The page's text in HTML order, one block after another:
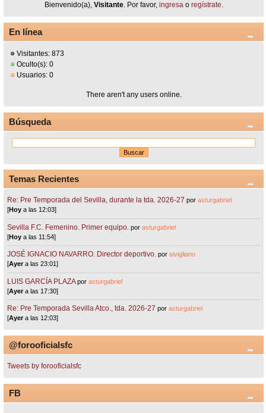
Bienvenido(a), Visitante. Por favor, ingresao regístrate.
En línea
Visitantes: 873
Oculto(s): 0
Usuarios: 0
There aren't any users online.
Búsqueda
Temas Recientes
Re: Pre Temporada del Sevilla, durante la tda. 2026-27 porasturgabriel
[Hoy a las 12:03]
Sevilla F.C. Femenino. Primer equipo. porasturgabriel
[Hoy a las 11:54]
JOSÉ IGNACIO NAVARRO. Director deportivo. porsivigliano
[Ayera las 23:01]
LUIS GARCÍA PLAZA porasturgabriel
[Ayera las 17:30]
Re: Pre Temporada Sevilla Atco., tda. 2026-27 porasturgabriel
[Ayera las 12:03]
@forooficialsfc
Tweets by forooficialsfc
FB